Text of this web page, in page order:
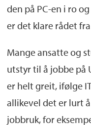
den på PC-en i ro
er det klare rådet
Mange ansatte og
utstyr til å jobbe på
er helt greit, ifølge
allikevel det er lurt
jobbruk, for